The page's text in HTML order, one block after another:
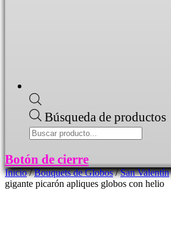
Búsqueda de productos
Botón de cierre
Inicio/Bouquets de Globos/San Valentín
gigante picarón apliques globos con helio